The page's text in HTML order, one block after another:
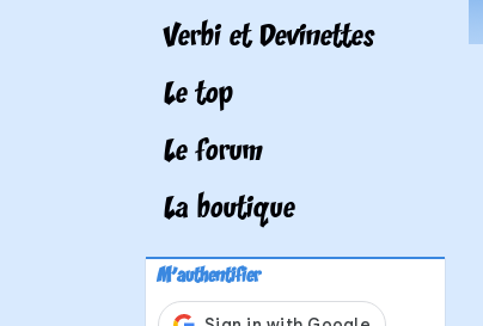
Verbi et Devinettes
Le top
Le forum
La boutique
M'authentifier